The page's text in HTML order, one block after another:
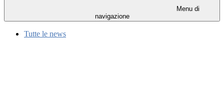
Menu di
navigazione
Tutte le news